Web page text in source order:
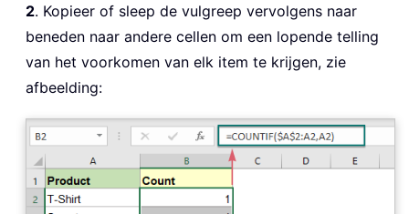
2. Kopieer of sleep de vulgreep vervolgens naar
beneden naar andere cellen om een lopende telling
van het voorkomen van elk item te krijgen, zie
afbeelding: